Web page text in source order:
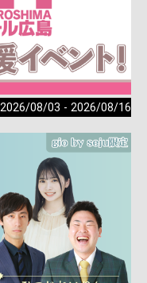
2026/08/03 - 2026/08/16